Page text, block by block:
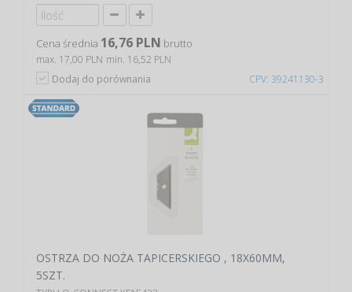
CPV: 39241130-3
Cena średnia 16,76 PLN brutto
max. 17,00 PLN min. 16,52 PLN
Dodaj do porównania
OSTRZA DO NOŻA TAPICERSKIEGO , 18X60MM,
5SZT.